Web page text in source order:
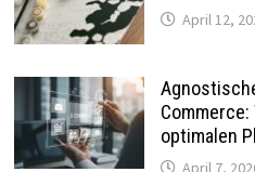
April 12,
optimalen
April 7,